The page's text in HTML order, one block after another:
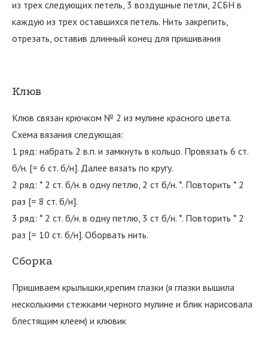
из трех следующих петель, 3 воздушные петли, 2СБН в
каждую из трех оставшихся петель. Нить закрепить,
отрезать, оставив длинный конец для пришивания
Клюв
Клюв связан крючком № 2 из мулине красного цвета.
Схема вязания следующая:
1 ряд: набрать 2 в.п. и замкнуть в кольцо. Провязать 6 ст.
б/н. [= 6 ст. б/н]. Далее вязать по кругу.
2 ряд: * 2 ст. б/н. в одну петлю, 2 ст б/н. *. Повторить * 2
раз [= 8 ст. б/н].
3 ряд: * 2 ст. б/н. в одну петлю, 3 ст б/н. *. Повторить * 2
раз [= 10 ст. б/н]. Оборвать нить.
Сборка
Пришиваем крылышки,крепим глазки (я глазки вышила
несколькими стежками черного мулине и блик нарисовала
блестящим клеем) и клювик